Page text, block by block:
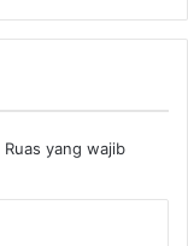
Ruas yang wajib